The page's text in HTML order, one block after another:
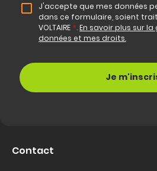
J'accepte que mes données
dans ce formulaire, soient
VOLTAIRE *.En savoir plus sur
données et mes droits.
Contact